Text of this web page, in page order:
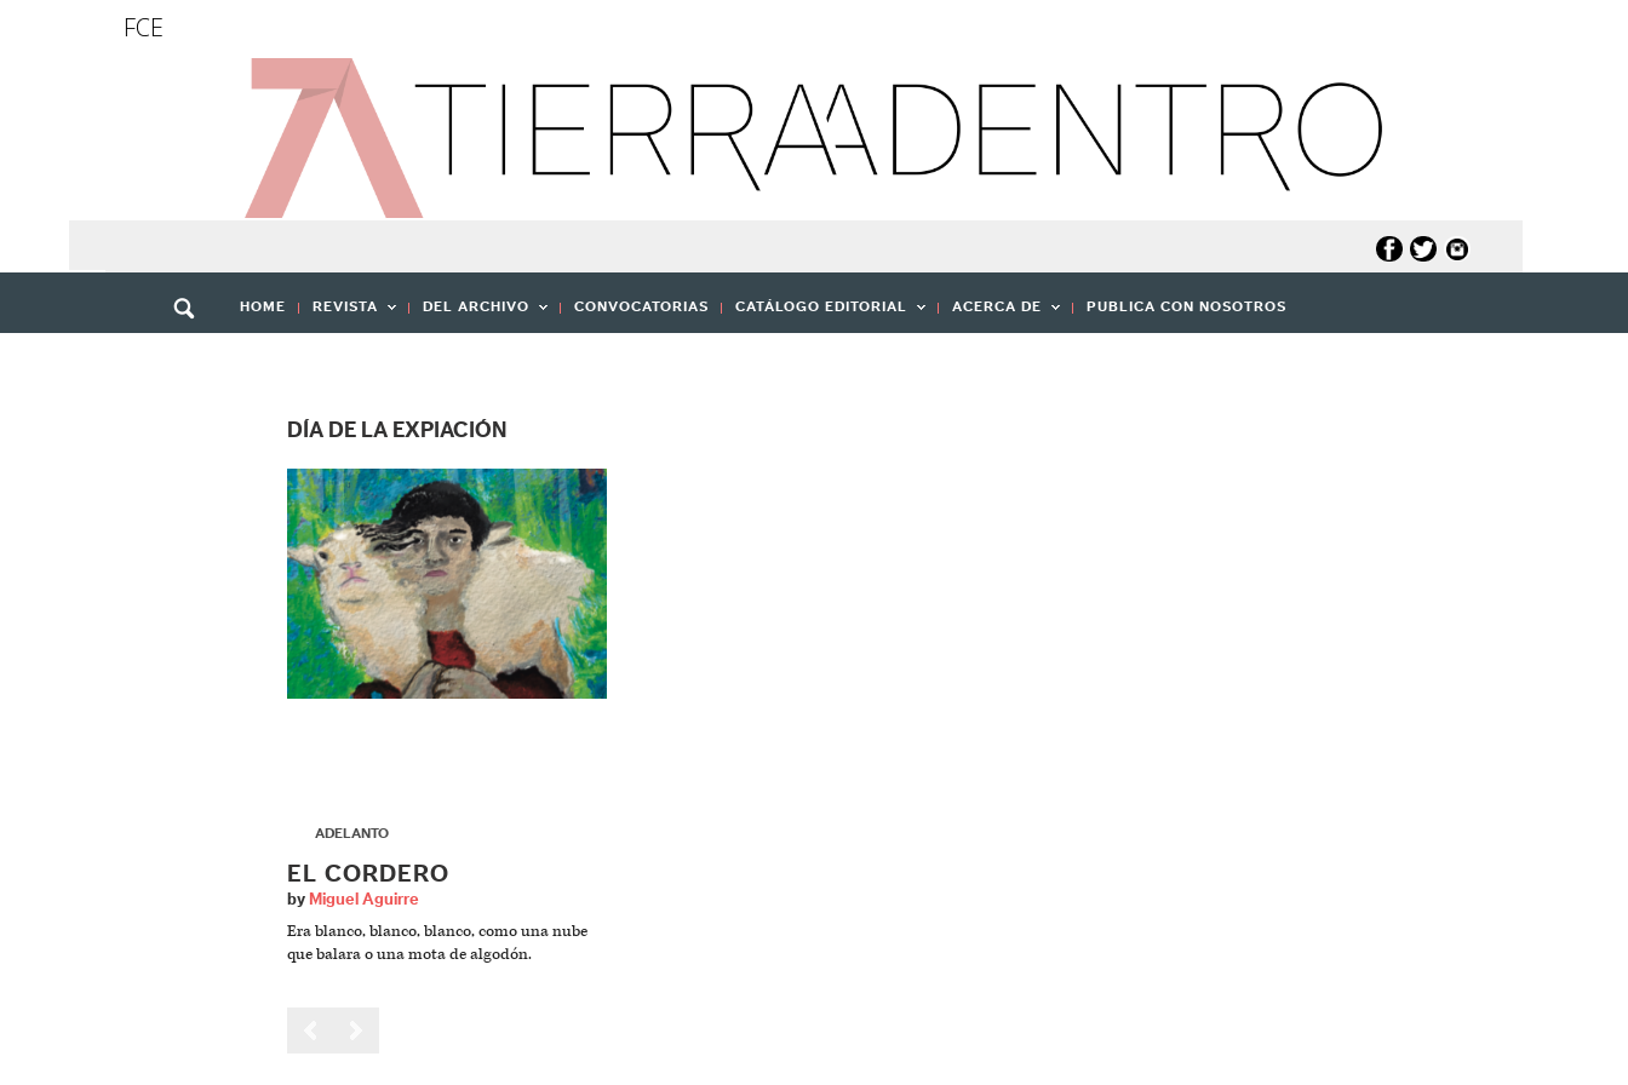
FCE
HOME REVISTA DEL ARCHIVO CONVOCATORIAS CATÁLOGO EDITORIAL ACERCA DE PUBLICA CON NOSOTROS
DÍA DE LA EXPIACIÓN
ADELANTO
EL CORDERO
by Miguel Aguirre
Era blanco, blanco, blanco, como una nube
que balara o una mota de algodón.